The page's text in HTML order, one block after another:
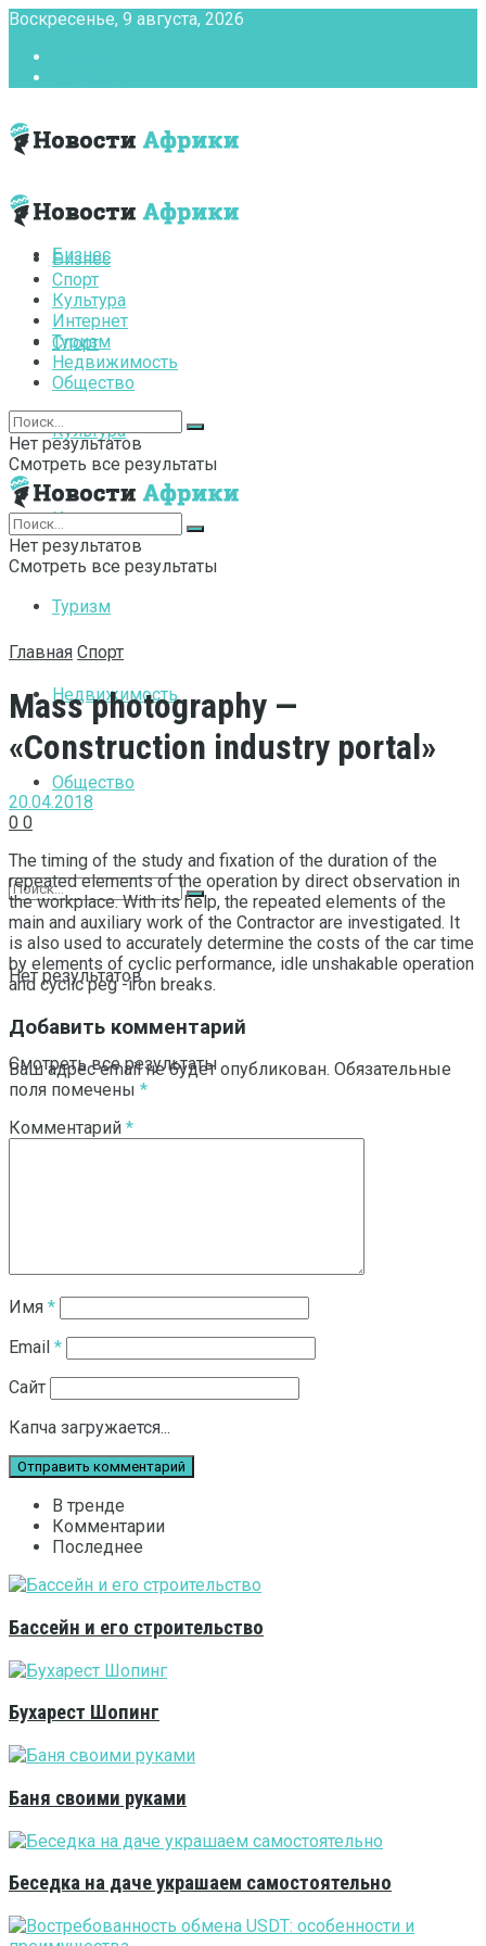
Воскресенье, 9 августа, 2026
Бизнес
Спорт
Культура
Интернет
Туризм
Недвижимость
Общество
Нет результатов
Смотреть все результаты
Бизнес
Спорт
Культура
Интернет
Туризм
Недвижимость
Общество
Нет результатов
Смотреть все результаты
Нет результатов
Смотреть все результаты
Главная Спорт
Mass photography —
«Construction industry portal»
20.04.2018
0 0
The timing of the study and fixation of the duration of the
repeated elements of the operation by direct observation in
the workplace.With its help, the repeated elements of the
main and auxiliary work of the Contractor are investigated. It
is also used to accurately determine the costs of the car time
by elements of cyclic performance, idle unshakable operation
and cyclic peg -iron breaks.
Добавить комментарий
Ваш адрес email не будет опубликован. Обязательные
поля помечены *
Комментарий *
Имя *
Email *
Сайт
Капча загружается...
В тренде
Комментарии
Последнее
Бассейн и его строительство
Бухарест Шопинг
Баня своими руками
Беседка на даче украшаем самостоятельно